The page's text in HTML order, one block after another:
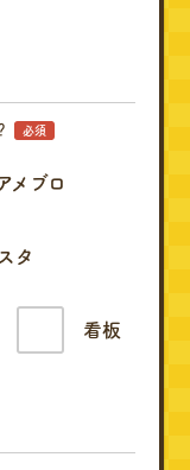
必須
メブロ
タ
看板